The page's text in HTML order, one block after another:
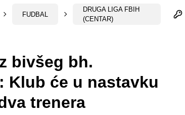
FUDBAL
DRUGA LIGA FBIH
(CENTAR)
bivšeg bh.
Klub će u nastavku
trenera